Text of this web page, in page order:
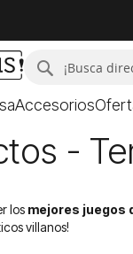
Buscar
Accesorios
-
los mejores juegos
villanos!